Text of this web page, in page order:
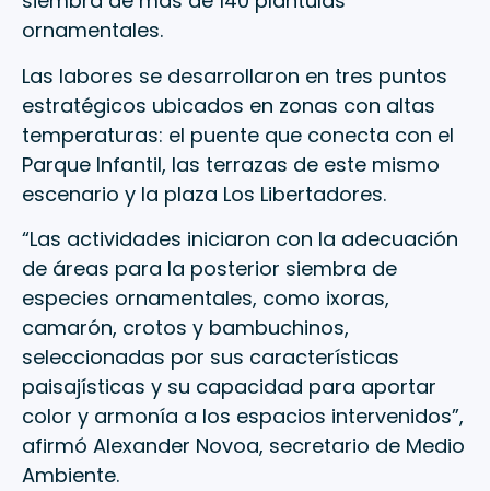
ornamentales.
Las labores se desarrollaron en tres puntos
estratégicos ubicados en zonas con altas
temperaturas: el puente que conecta con el
Parque Infantil, las terrazas de este mismo
escenario y la plaza Los Libertadores.
“Las actividades iniciaron con la adecuación
de áreas para la posterior siembra de
especies ornamentales, como ixoras,
camarón, crotos y bambuchinos,
seleccionadas por sus características
paisajísticas y su capacidad para aportar
color y armonía a los espacios intervenidos”,
afirmó Alexander Novoa, secretario de Medio
Ambiente.